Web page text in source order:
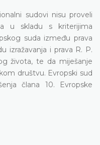
sudovi nisu proveli
u skladu s kriterijima
suda između prava
izražavanja i prava R. P.
života, te da miješanje
društvu. Evropski sud
člana 10. Evropske